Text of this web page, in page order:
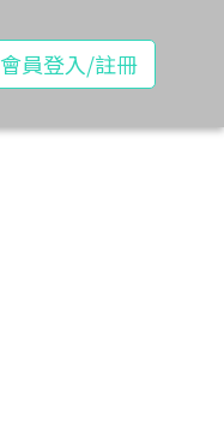
會員登入/註冊